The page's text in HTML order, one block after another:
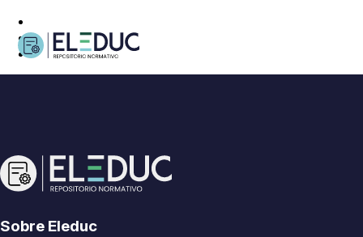
Sobre Eleduc